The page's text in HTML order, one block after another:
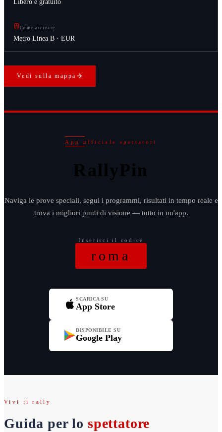
Libero e gratuito
Come arrivare
Metro Linea B · EUR
Vedi sulla mappa
App ufficiale spettatori
RallyPin
Naviga le prove speciali, segui i programmi, risultati in tempo reale e
trova i migliori punti di visione — tutto in un'app.
Inserisci il codice
roma
SCARICA SU
App Store
DISPONIBILE SU
Google Play
Vivi il rally
Guida per lo spettatore